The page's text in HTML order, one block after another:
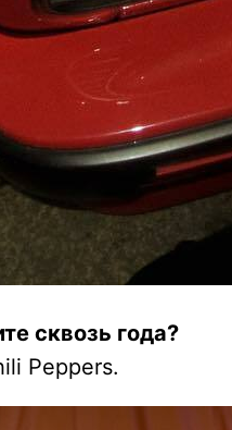
сквозь года?
Peppers.